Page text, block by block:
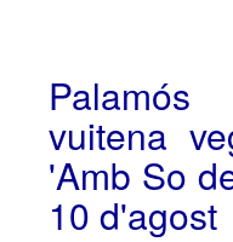
vuitena
'Amb So
10 d'agost